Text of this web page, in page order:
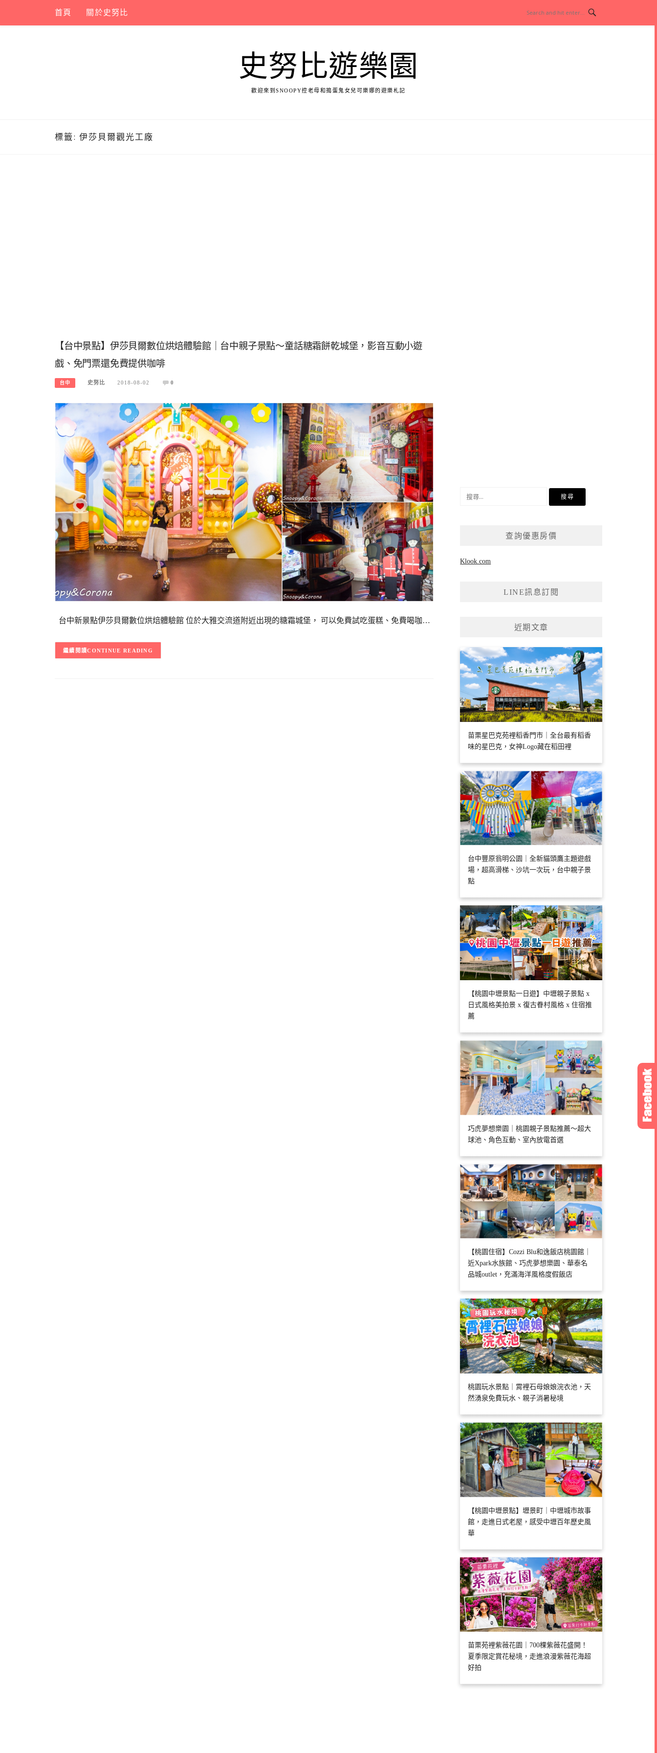
content
首頁 關於史努比
史努比遊樂園
歡迎來到SNOOPY控老母和搗蛋鬼女兒可樂娜的遊樂札記
標籤: 伊莎貝爾觀光工廠
【台中景點】伊莎貝爾數位烘焙體驗館｜台中親子景點～童話糖霜餅乾城堡，影音互動小遊
戲、免門票還免費提供咖啡
台中 史努比 2018-08-02 0
台中新景點伊莎貝爾數位烘焙體驗館 位於大雅交流道附近出現的糖霜城堡， 可以免費試吃蛋糕、免費喝咖…
CONTINUE READING
查詢優惠房價
Klook.com
LINE訊息訂閱
近期文章
苗栗星巴克苑裡稻香門市｜全台最有稻香
味的星巴克，女神Logo藏在稻田裡
台中豐原翁明公園｜全新貓頭鷹主題遊戲
場，超高滑梯、沙坑一次玩，台中親子景
點
【桃園中壢景點一日遊】中壢親子景點 x
日式風格美拍景 x 復古眷村風格 x 住宿推
薦
巧虎夢想樂園｜桃園親子景點推薦～超大
球池、角色互動、室內放電首選
【桃園住宿】Cozzi Blu和逸飯店桃園館｜
近Xpark水族館、巧虎夢想樂園、華泰名
品城outlet，充滿海洋風格度假飯店
桃園玩水景點｜霄裡石母娘娘浣衣池，天
然湧泉免費玩水、親子消暑秘境
【桃園中壢景點】壢景町｜中壢城市故事
館，走進日式老屋，感受中壢百年歷史風
華
苗栗苑裡紫薇花園｜700棵紫薇花盛開！
夏季限定賞花秘境，走進浪漫紫薇花海超
好拍